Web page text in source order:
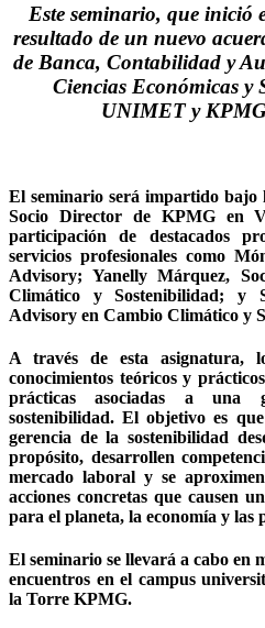
Este seminario, que inició
resultado de un nuevo
de Banca, Contabilidad y
Ciencias Económicas y
UNIMET y KPMG
El seminario será impartido bajo
Socio Director de KPMG en
participación de destacados
servicios profesionales como
Advisory; Yanelly Márquez,
Climático y Sostenibilidad; y
Advisory en Cambio Climático y
A través de esta asignatura,
conocimientos teóricos y
prácticas asociadas a una
sostenibilidad. El objetivo es
gerencia de la sostenibilidad
propósito, desarrollen
mercado laboral y se
acciones concretas que causen
para el planeta, la economía y las
El seminario se llevará a cabo en
encuentros en el campus
la Torre KPMG.